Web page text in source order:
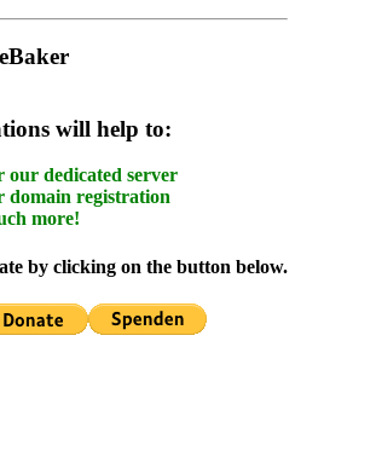
will help to:
our dedicated server
domain registration
more!
by clicking on the button below.